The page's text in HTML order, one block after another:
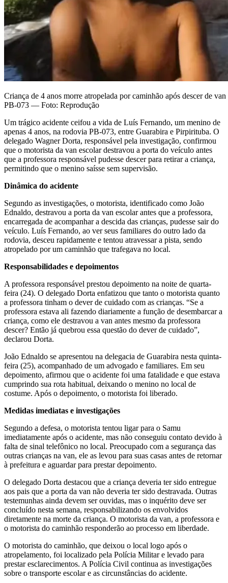
Criança de 4 anos morre atropelada por caminhão após descer de van
PB-073 — Foto: Reprodução
Um trágico acidente ceifou a vida de Luís Fernando, um menino de
apenas 4 anos, na rodovia PB-073, entre Guarabira e Pirpirituba. O
delegado Wagner Dorta, responsável pela investigação, confirmou
que o motorista da van escolar destravou a porta do veículo antes
que a professora responsável pudesse descer para retirar a criança,
permitindo que o menino saísse sem supervisão.
Dinâmica do acidente
Segundo as investigações, o motorista, identificado como João
Ednaldo, destravou a porta da van escolar antes que a professora,
encarregada de acompanhar a descida das crianças, pudesse sair do
veículo. Luís Fernando, ao ver seus familiares do outro lado da
rodovia, desceu rapidamente e tentou atravessar a pista, sendo
atropelado por um caminhão que trafegava no local.
Responsabilidades e depoimentos
A professora responsável prestou depoimento na noite de quarta-
feira (24). O delegado Dorta enfatizou que tanto o motorista quanto
a professora tinham o dever de cuidado com as crianças. “Se a
professora estava ali fazendo diariamente a função de desembarcar a
criança, como ele destravou a van antes mesmo da professora
descer? Então já quebrou essa questão do dever de cuidado”,
declarou Dorta.
João Ednaldo se apresentou na delegacia de Guarabira nesta quinta-
feira (25), acompanhado de um advogado e familiares. Em seu
depoimento, afirmou que o acidente foi uma fatalidade e que estava
cumprindo sua rota habitual, deixando o menino no local de
costume. Após o depoimento, o motorista foi liberado.
Medidas imediatas e investigações
Segundo a defesa, o motorista tentou ligar para o Samu
imediatamente após o acidente, mas não conseguiu contato devido à
falta de sinal telefônico no local. Preocupado com a segurança das
outras crianças na van, ele as levou para suas casas antes de retornar
à prefeitura e aguardar para prestar depoimento.
O delegado Dorta destacou que a criança deveria ter sido entregue
aos pais que a porta da van não deveria ter sido destravada. Outras
testemunhas ainda devem ser ouvidas, mas o inquérito deve ser
concluído nesta semana, responsabilizando os envolvidos
diretamente na morte da criança. O motorista da van, a professora e
o motorista do caminhão responderão ao processo em liberdade.
O motorista do caminhão, que deixou o local logo após o
atropelamento, foi localizado pela Polícia Militar e levado para
prestar esclarecimentos. A Polícia Civil continua as investigações
sobre o transporte escolar e as circunstâncias do acidente.